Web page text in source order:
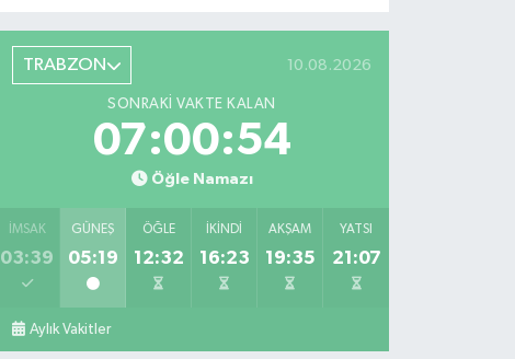
TRABZON 10.08.2026
SONRAKI VAKTE KALAN
07:00:53
Öğle Namazı
İMSAK
03:39
GÜNEŞ
05:19
ÖĞLE
12:32
İKINDI
16:23
AKŞAM
19:35
YATSI
21:07
Aylık Vakitler